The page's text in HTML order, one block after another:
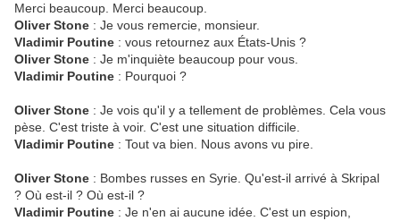
Merci beaucoup. Merci beaucoup.
Oliver Stone : Je vous remercie, monsieur.
Vladimir Poutine : vous retournez aux États-Unis ?
Oliver Stone : Je m'inquiète beaucoup pour vous.
Vladimir Poutine : Pourquoi ?
Oliver Stone : Je vois qu'il y a tellement de problèmes. Cela vous
pèse. C'est triste à voir. C'est une situation difficile.
Vladimir Poutine : Tout va bien. Nous avons vu pire.
Oliver Stone : Bombes russes en Syrie. Qu'est-il arrivé à Skripal
? Où est-il ? Où est-il ?
Vladimir Poutine : Je n'en ai aucune idée. C'est un espion,